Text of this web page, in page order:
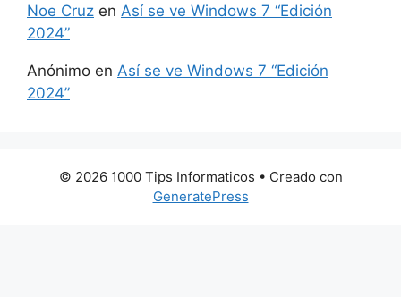
Noe Cruz en Así se ve Windows 7 “Edición
2024”
Anónimo en Así se ve Windows 7 “Edición
2024”
© 2026 1000 Tips Informaticos • Creado con
GeneratePress